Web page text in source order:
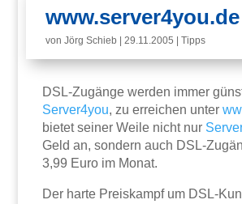
vonJörg Schieb |29.11.2005 |Tipps
DSL-Zugänge werden immer
Server4you, zu erreichen unter
bietet seiner Weile nicht nur
Geld an, sondern auch DSL-
3,99 Euro im Monat.
Der harte Preiskampf um DSL-